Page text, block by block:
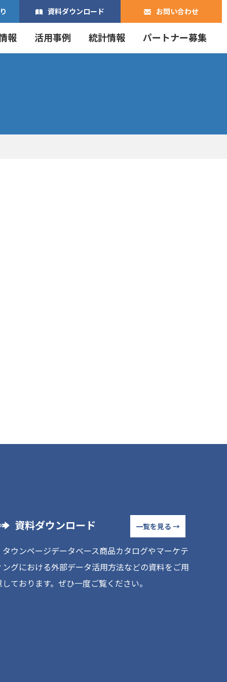
報 活用事例 統計情報 パートナー募集
資料ダウンロード お問い合わせ
資料ダウンロード 一覧を見る →
タウンページデータベース商品カタログやマーケテ
ングにおける外部データ活用方法などの資料をご用
しております。ぜひ一度ご覧ください。